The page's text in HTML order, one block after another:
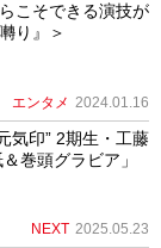
こそできる演技が
り』＞
エンタメ 2024.01.16
気印” 2期生・工藤
巻頭グラビア」
NEXT 2025.05.23